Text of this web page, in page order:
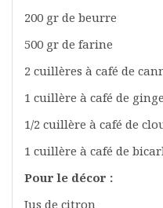
200 gr de beurre
500 gr de farine
2 cuillères à café de
1 cuillère à café de
1/2 cuillère à café de
1 cuillère à café de
Pour le décor :
Jus de citron